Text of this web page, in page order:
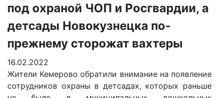
под охраной ЧОП и Росгвардии, а
детсады Новокузнецка по-
прежнему сторожат вахтеры
16.02.2022
Жители Кемерово обратили внимание на появление
сотрудников охраны в детсадах, которых раньше